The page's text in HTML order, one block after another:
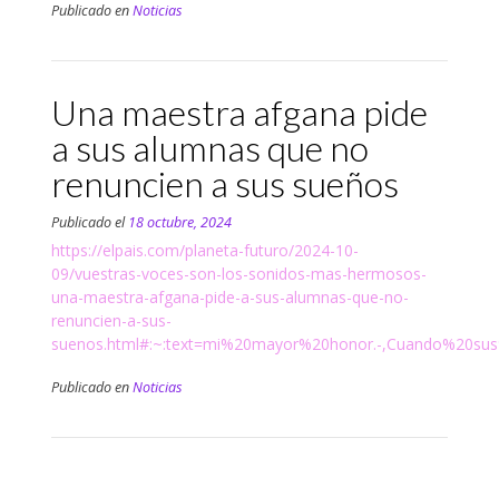
Publicado enNoticias
Una maestra afgana pide
a sus alumnas que no
renuncien a sus sueños
Publicado el 18 octubre, 2024
https://elpais.com/planeta-futuro/2024-10-
09/vuestras-voces-son-los-sonidos-mas-hermosos-
una-maestra-afgana-pide-a-sus-alumnas-que-no-
renuncien-a-sus-
suenos.html#:~:text=mi%20mayor%20honor.-
Publicado enNoticias